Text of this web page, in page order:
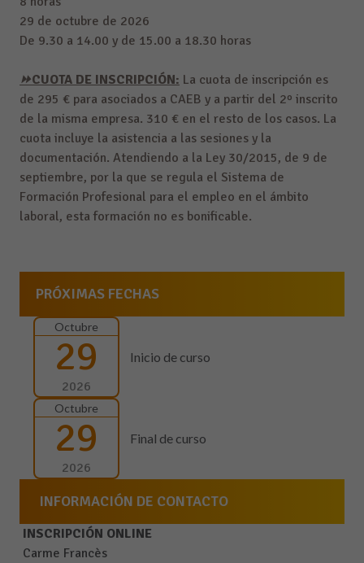
PRÓXIMAS FECHAS
Octubre
29
2026
Inicio de curso
Octubre
29
2026
Final de curso
INFORMACIÓN DE CONTACTO
INSCRIPCIÓN ONLINE
Carme Francès
29 de octubre de 2026
De 9.30 a 14.00 y de 15.00 a 18.30 horas
⏩CUOTA DE INSCRIPCIÓN: La cuota de inscripción es
de 295 € para asociados a CAEB y a partir del 2º inscrito
de la misma empresa. 310 € en el resto de los casos. La
cuota incluye la asistencia a las sesiones y la
documentación. Atendiendo a la Ley 30/2015, de 9 de
septiembre, por la que se regula el Sistema de
Formación Profesional para el empleo en el ámbito
laboral, esta formación no es bonificable.